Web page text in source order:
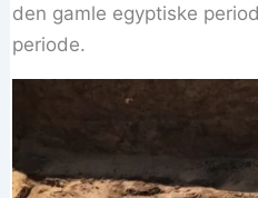
den gamle egyptiske
periode.